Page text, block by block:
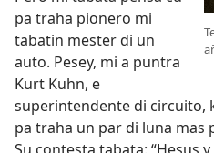
pa traha pionero mi
tabatin mester di un
auto. Pesey, mi a puntra
Kurt Kuhn, e
superintendente di circuito,
pa traha un par di luna mas